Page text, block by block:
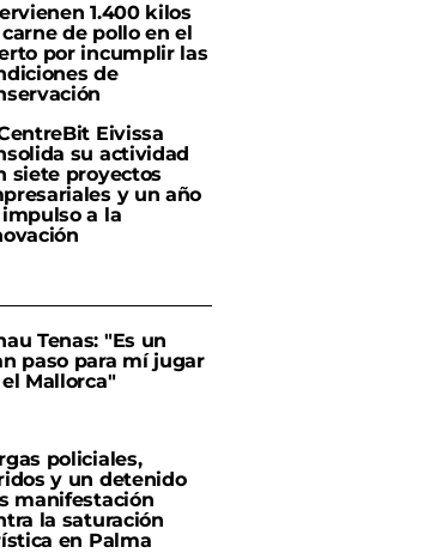
1.400 kilos
de pollo en el
por incumplir las
de
Eivissa
su actividad
siete proyectos
y un año
a la
Tenas: "Es un
paso para mí jugar
Mallorca"
policiales,
y un detenido
manifestación
la saturación
en Palma